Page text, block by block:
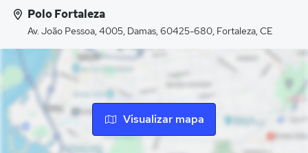
4.000 pessoas, além de áreas livres e um complexo
desportivo.
Unido a isso, a universidade oferece bibliotecas com um
acervo superior a 100.000 livros, proporcionando
subsídios acadêmicos para estudantes e pesquisadores.
Polo Fortaleza
Av. João Pessoa, 4005, Damas, 60425-680, Fortaleza, CE
Visualizar mapa